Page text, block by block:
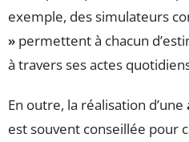
exemple, des simulateurs
» permettent à chacun
à travers ses actes
En outre, la réalisation d’une
est souvent conseillée pour